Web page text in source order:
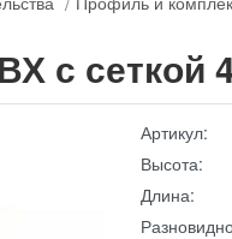
с сеткой
Артикул:
Высота:
Длина: